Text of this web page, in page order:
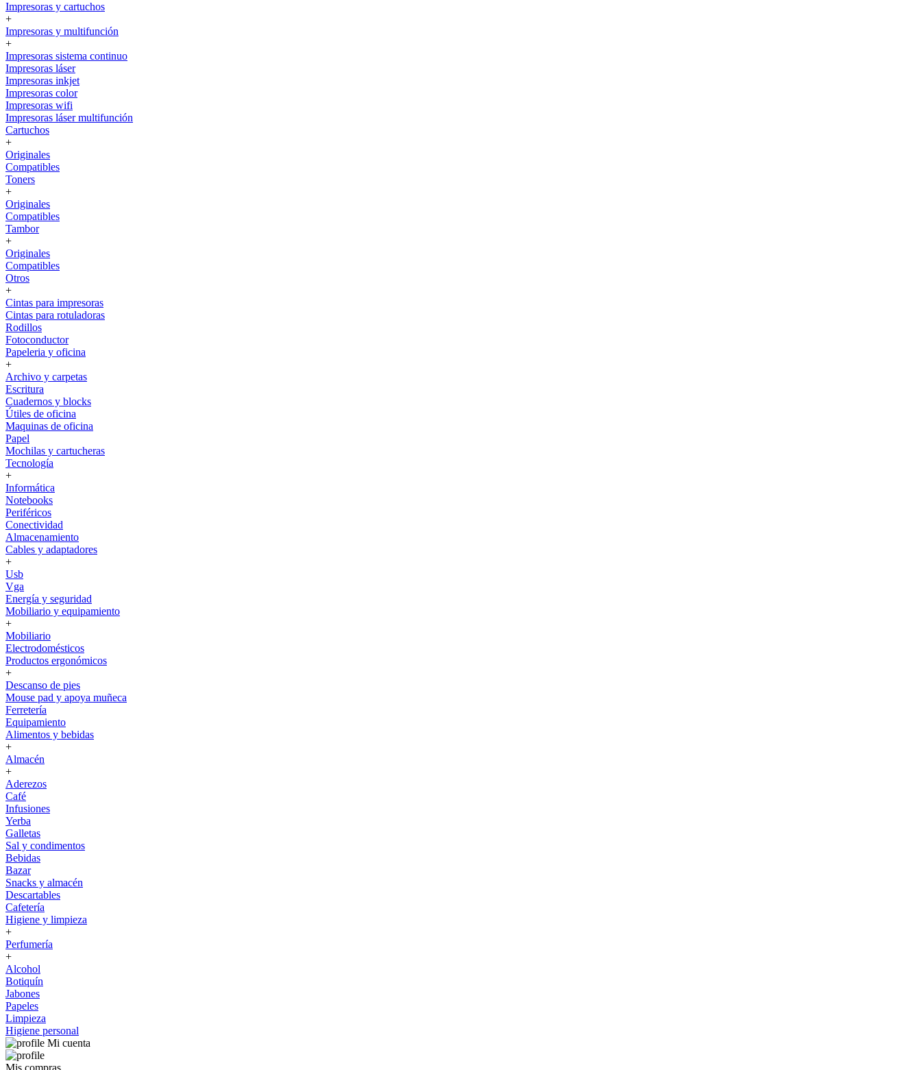
Impresoras y cartuchos
+
Impresoras y multifunción
+
Impresoras sistema continuo
Impresoras láser
Impresoras inkjet
Impresoras color
Impresoras wifi
Impresoras láser multifunción
Cartuchos
+
Originales
Compatibles
Toners
+
Originales
Compatibles
Tambor
+
Originales
Compatibles
Otros
+
Cintas para impresoras
Cintas para rotuladoras
Rodillos
Fotoconductor
Papeleria y oficina
+
Archivo y carpetas
Escritura
Cuadernos y blocks
Útiles de oficina
Maquinas de oficina
Papel
Mochilas y cartucheras
Tecnología
+
Informática
Notebooks
Periféricos
Conectividad
Almacenamiento
Cables y adaptadores
+
Usb
Vga
Energía y seguridad
Mobiliario y equipamiento
+
Mobiliario
Electrodomésticos
Productos ergonómicos
+
Descanso de pies
Mouse pad y apoya muñeca
Ferretería
Equipamiento
Alimentos y bebidas
+
Almacén
+
Aderezos
Café
Infusiones
Yerba
Galletas
Sal y condimentos
Bebidas
Bazar
Snacks y almacén
Descartables
Cafetería
Higiene y limpieza
+
Perfumería
+
Alcohol
Botiquín
Jabones
Papeles
Limpieza
Higiene personal
Mi cuenta
Mis compras